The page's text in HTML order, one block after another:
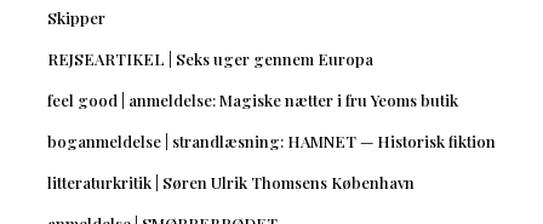
Skipper
REJSEARTIKEL | Seks uger gennem Europa
feel good | anmeldelse: Magiske nætter i fru Yeoms butik
boganmeldelse | strandlæsning: HAMNET — Historisk fiktion
litteraturkritik | Søren Ulrik Thomsens København